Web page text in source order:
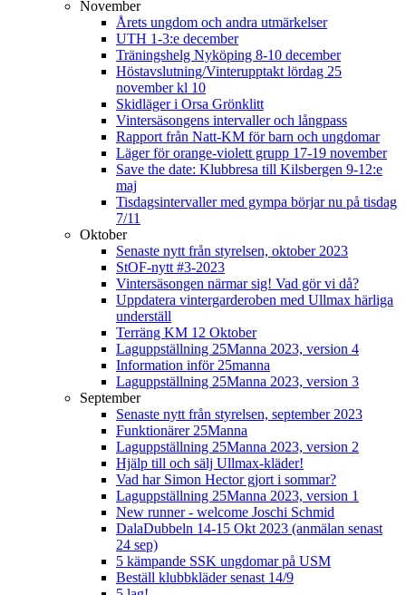
November
Årets ungdom och andra utmärkelser
UTH 1-3:e december
Träningshelg Nyköping 8-10 december
Höstavslutning/Vinterupptakt lördag 25
november kl 10
Skidläger i Orsa Grönklitt
Vintersäsongens intervaller och långpass
Rapport från Natt-KM för barn och ungdomar
Läger för orange-violett grupp 17-19 november
Save the date: Klubbresa till Kilsbergen 9-12:e
maj
Tisdagsintervaller med gympa börjar nu på tisdag
7/11
Oktober
Senaste nytt från styrelsen, oktober 2023
StOF-nytt #3-2023
Vintersäsongen närmar sig! Vad gör vi då?
Uppdatera vintergarderoben med Ullmax härliga
underställ
Terräng KM 12 Oktober
Laguppställning 25Manna 2023, version 4
Information inför 25manna
Laguppställning 25Manna 2023, version 3
September
Senaste nytt från styrelsen, september 2023
Funktionärer 25Manna
Laguppställning 25Manna 2023, version 2
Hjälp till och sälj Ullmax-kläder!
Vad har Simon Hector gjort i sommar?
Laguppställning 25Manna 2023, version 1
New runner - welcome Joschi Schmid
DalaDubbeln 14-15 Okt 2023 (anmälan senast
24 sep)
5 kämpande SSK ungdomar på USM
Beställ klubbkläder senast 14/9